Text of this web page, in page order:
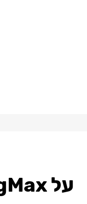
על BigMax